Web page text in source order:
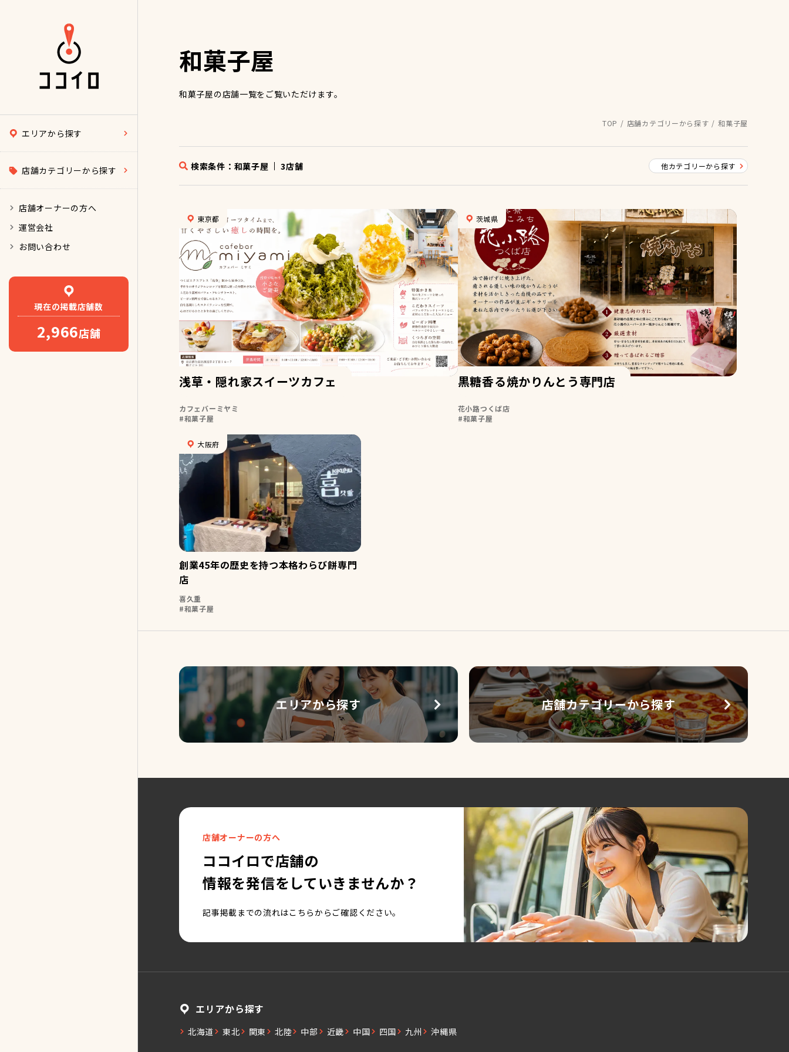
エリアから探す
店舗カテゴリーから探す
店舗オーナーの方へ
運営会社
お問い合わせ
現在の掲載店舗数
2,966店舗
和菓子屋
和菓子屋の店舗一覧をご覧いただけます。
TOP 店舗カテゴリーから探す 和菓子屋
検索条件： 和菓子屋 3店舗 他カテゴリーから探す
東京都
浅草・隠れ家スイーツカフェ
カフェバーミヤミ
和菓子屋
茨城県
黒糖香る焼かりんとう専門店
花小路つくば店
和菓子屋
大阪府
創業45年の歴史を持つ本格わらび餅専門
店
喜久重
和菓子屋
エリアから探す 店舗カテゴリーから探す
店舗オーナーの方へ
ココイロで店舗の
情報を発信をしていきませんか？
記事掲載までの流れはこちらからご確認ください。
エリアから探す
北海道 東北 関東 北陸 中部 近畿 中国 四国 九州 沖縄県